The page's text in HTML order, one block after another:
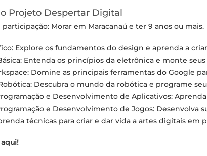
Projeto Despertar Digital
Morar em Maracanaú e ter 9 anos ou mais.
Explore os fundamentos do design e aprenda a
Entenda os princípios da eletrônica e monte
Domine as principais ferramentas do Google
Descubra o mundo da robótica e programe
e Desenvolvimento de Aplicativos:
e Desenvolvimento de Jogos: Desenvolva
técnicas para criar e dar vida a artes digitais em